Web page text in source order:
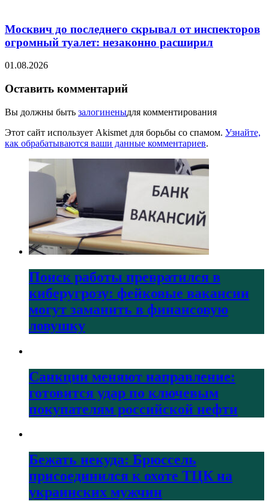
Москвич до последнего скрывал от инспекторов
огромный туалет: незаконно расширил
01.08.2026
Оставить комментарий
Вы должны быть залогиненыдля комментирования
Этот сайт использует Akismet для борьбы со спамом. Узнайте,
как обрабатываются ваши данные комментариев.
Поиск работы превратился в
киберугрозу: фейковые вакансии
могут заманить в финансовую
ловушку
Санкции меняют направление:
готовится удар по ключевым
покупателям российской нефти
Бежать некуда: Брюссель
присоединился к охоте ТЦК на
украинских мужчин